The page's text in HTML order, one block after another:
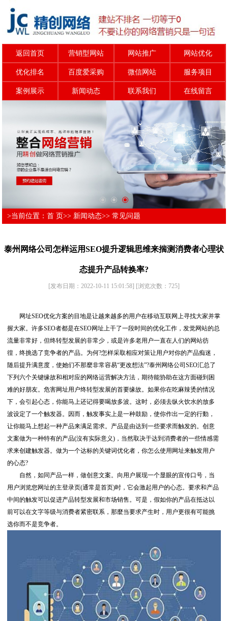
返回首页 营销型网站 网站推广 网站优化
优化排名 百度爱采购 微信网站 服务项目
案例展示 新闻动态 联系我们 在线留言
>当前位置：首 页>> 新闻动态>>常见问题
泰州网络公司怎样运用SEO提升逻辑思维来揣测消费者心理状
态提升产品转换率?
[发布日期：2022-10-11 15:01:58] [浏览次数： 725]
网址SEO优化方案的目地是让越来越多的用户在移动互联网上寻找大家并掌
握大家。许多SEO者都是在SEO网址上干了一段时间的优化工作，发觉网站的总
流量非常好，但终转型发展的非常少，或是许多老用户一直在人们的网站彷
徨，终挑选了竞争者的产品。为何?怎样采取相应对策让用户对你的产品痴迷，
随后提升满意度，使她们不那麼非常容易“更改想法”?泰州网络公司SEO汇总了
下列六个关键缘故和相对应的网络运营解决方法，期待能协助在这方面碰到困
难的好朋友。危害网址用户终转型发展的首要缘故。如果你在吃麻辣烫的情况
下，会引起心态，你能马上还记得要喝放多波。这时，必须去纵火饮水的放多
波设定了一个触发器。因而，触发事实上是一种鼓励，使你作出一定的行動，
让你能马上想起一种产品来满足需求。产品是由达到一些要求而触发的。创意
文案做为一种特有的产品(沒有实际意义)，当然取决于达到消费者的一些情感需
求来创建触发器。做为一个达标的关键词优化者，你怎么使用网址来触发用户
的心态?
自然，如同产品一样，做创意文案。向用户展现一个显眼的宣传口号，当
用户浏览您网址的主登录页(通常是首页)时，它会激起用户的心态。要求和产品
中间的触发可以促进产品转型发展和市场销售。可是，假如你的产品在抵达以
前可以在文字等级与消费者紧密联系，那麼当要求产生时，用户更很有可能挑
选你而不是竞争者。